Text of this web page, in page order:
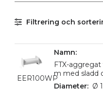
Filtrering och
EER100WP
FTX-
m med sladd
Ø